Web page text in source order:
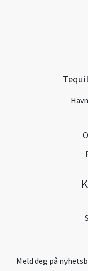
Meld deg på